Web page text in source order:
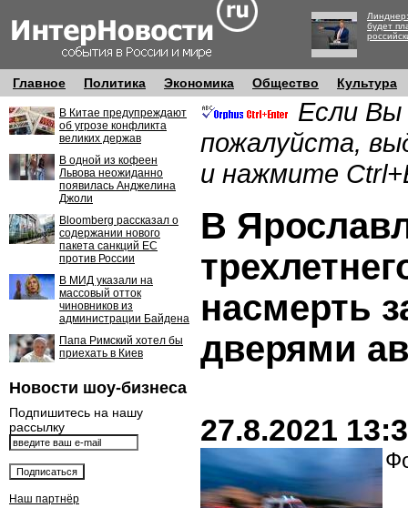
будет
Главное Политика Экономика Общество Культура
В Китае предупреждают
об угрозе конфликта
великих держав
В одной из кофеен
Львова неожиданно
появилась Анджелина
Джоли
Bloomberg рассказал о
содержании нового
пакета санкций ЕС
против России
В МИД указали на
массовый отток
чиновников из
администрации Байдена
Папа Римский хотел бы
приехать в Киев
Новости шоу-бизнеса
Подпишитесь на нашу
рассылку
Наш партнёр
Если Вы
пожалуйста,
и нажмите
В
насмерть
дверями
27.8.2021